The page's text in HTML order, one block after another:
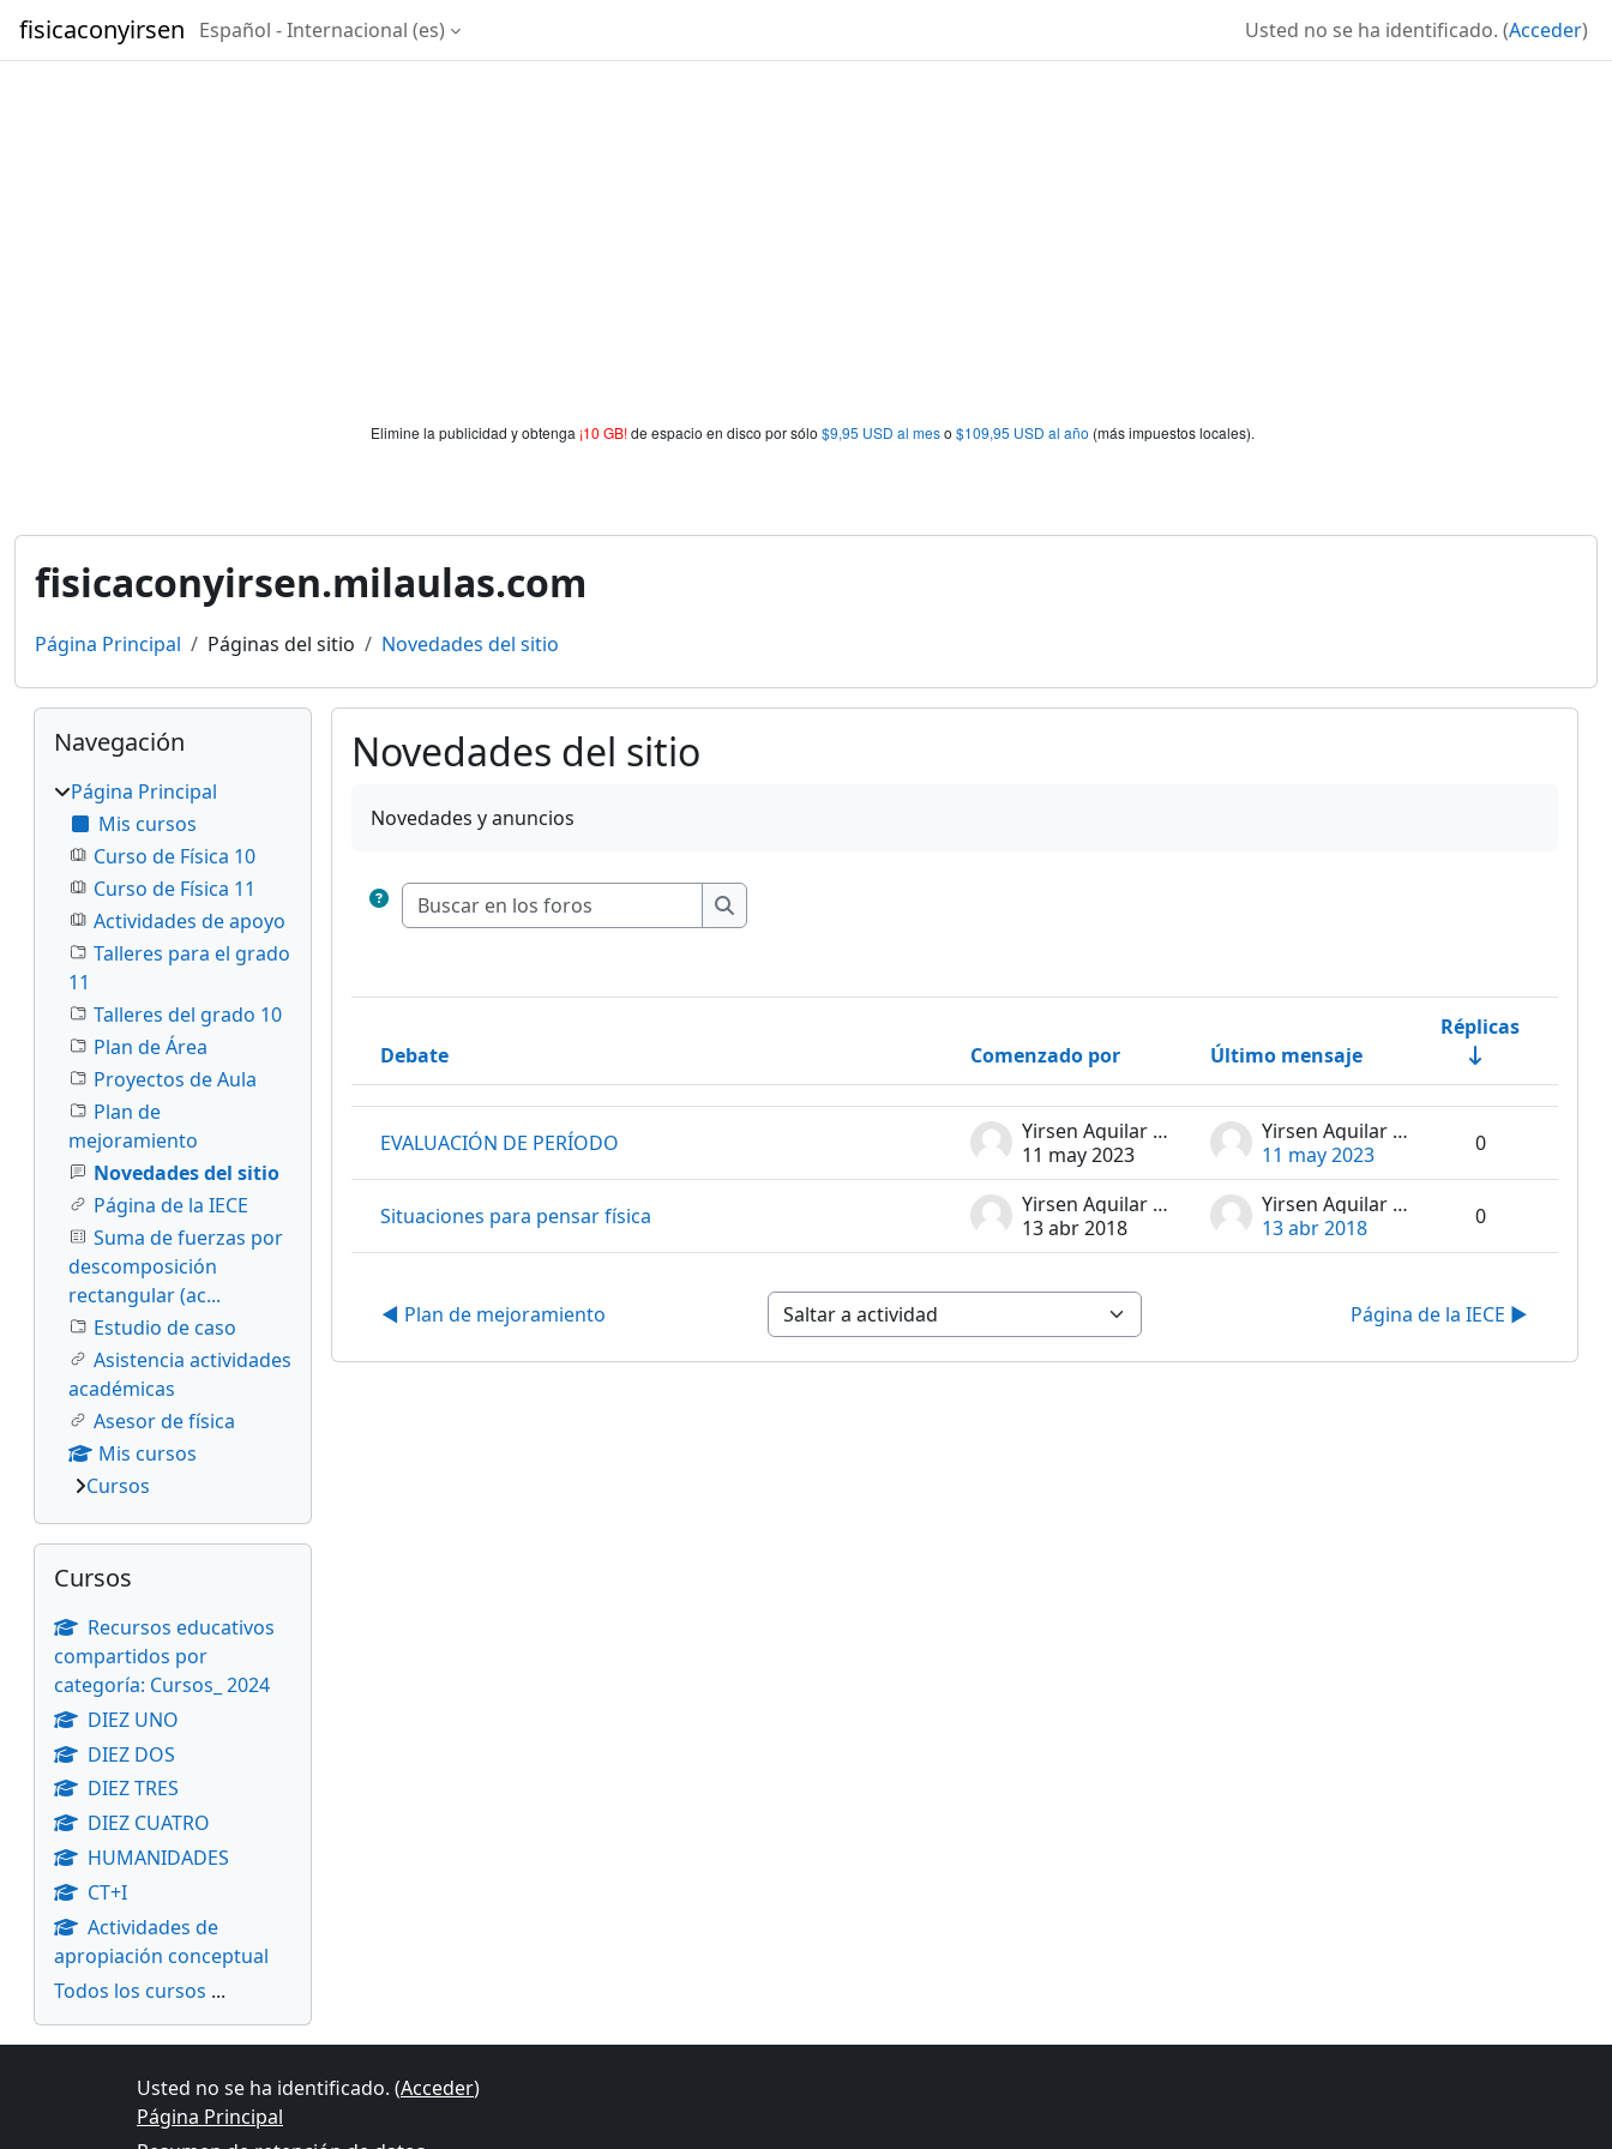
Elimine la publicidad y obtenga ¡10 GB!de espacio en disco por sólo $9,95 USD al meso $109,95 USD al año (más impuestos locales).
fisicaconyirsen Español - Internacional ‎(es)‎ Usted no se ha identificado. (Acceder)
fisicaconyirsen.milaulas.com
Página Principal Páginas del sitio Novedades del sitio
Novedades del sitio
Novedades y anuncios
Buscar en los foros
Buscar en los foros
Estado
Debate Comenzado por Último mensaje
Réplicas
EVALUACIÓN DE PERÍODO
Yirsen Aguilar Mosquera
11 may 2023
Yirsen Aguilar Mosquera
11 may 2023
0
Situaciones para pensar física
Yirsen Aguilar Mosquera
13 abr 2018
Yirsen Aguilar Mosquera
13 abr 2018
0
◀︎ Plan de mejoramiento Saltar a actividad Página de la IECE ▶︎
Bloques
Salta Navegación
Navegación
Página Principal
Mis cursos
Curso de Física 10
Curso de Física 11
Actividades de apoyo
Talleres para el grado
11
Talleres del grado 10
Plan de Área
Proyectos de Aula
Plan de
mejoramiento
Novedades del sitio
Página de la IECE
Suma de fuerzas por
descomposición
rectangular (ac...
Estudio de caso
Asistencia actividades
académicas
Asesor de física
Mis cursos
Cursos
Salta Cursos
Cursos
Recursos educativos
compartidos por
categoría: Cursos_ 2024
DIEZ UNO
DIEZ DOS
DIEZ TRES
DIEZ CUATRO
HUMANIDADES
CT+I
Actividades de
apropiación conceptual
Todos los cursos ...
Usted no se ha identificado. (Acceder)
Página Principal